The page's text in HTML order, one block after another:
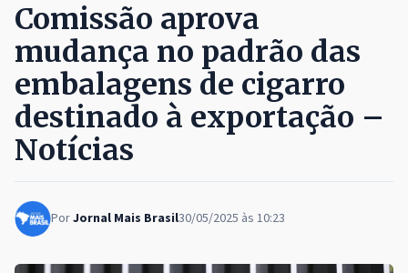
Comissão aprova
mudança no padrão das
embalagens de cigarro
destinado à exportação –
Notícias
PorJornal Mais Brasil30/05/2025 às 10:23